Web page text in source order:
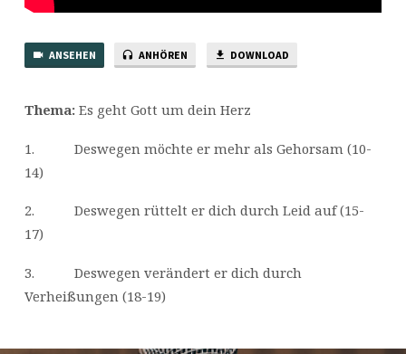
ANSEHEN ANHÖREN DOWNLOAD
Thema: Es geht Gott um dein Herz
1. Deswegen möchte er mehr als Gehorsam (10-
14)
2. Deswegen rüttelt er dich durch Leid auf (15-
17)
3. Deswegen verändert er dich durch
Verheißungen (18-19)